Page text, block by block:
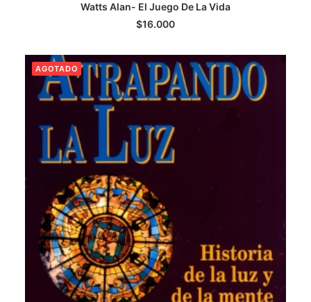
AGREGAR AL CARRITO
Watts Alan- El Juego De La Vida
$16.000
AGOTADO